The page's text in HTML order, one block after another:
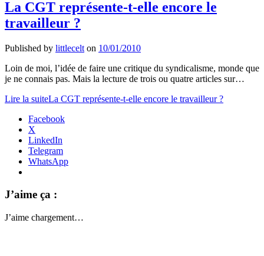
La CGT représente-t-elle encore le
travailleur ?
Published by littlecelt on 10/01/2010
Loin de moi, l’idée de faire une critique du syndicalisme, monde que
je ne connais pas. Mais la lecture de trois ou quatre articles sur…
Lire la suiteLa CGT représente-t-elle encore le travailleur ?
Facebook
X
LinkedIn
Telegram
WhatsApp
J’aime ça :
J’aime chargement…